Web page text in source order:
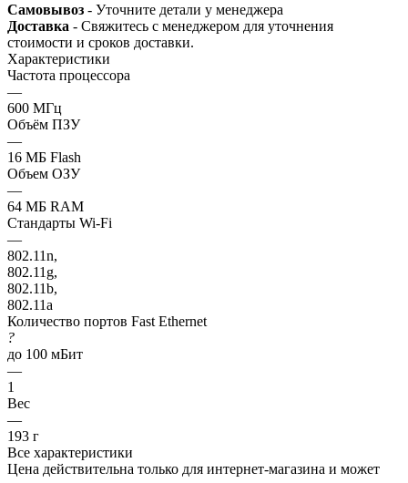
Самовывоз - Уточните детали у менеджера
Доставка - Свяжитесь с менеджером для уточнения
стоимости и сроков доставки.
Характеристики
Частота процессора
—
600 МГц
Объём ПЗУ
—
16 МБ Flash
Объем ОЗУ
—
64 МБ RAM
Стандарты Wi-Fi
—
802.11n,
802.11g,
802.11b,
802.11a
Количество портов Fast Ethernet
?
до 100 мБит
—
1
Вес
—
193 г
Все характеристики
Цена действительна только для интернет-магазина и может